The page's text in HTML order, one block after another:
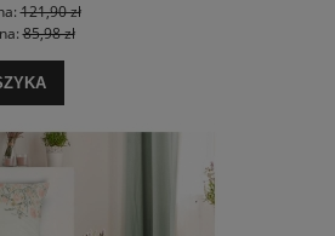
121,90 zł
85,98 zł